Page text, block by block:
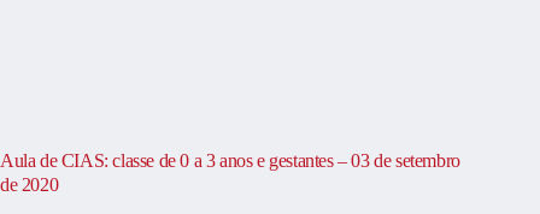
Aula de CIAS: classe de 0 a 3 anos e gestantes – 03 de setembro
de 2020